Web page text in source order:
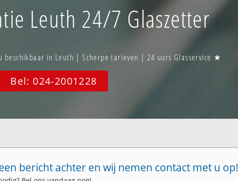
Leuth 24/7 Glaszetter
in Leuth | Scherpe tarieven | 24 uurs Glasservice ★
Bel: 024-2001228
bericht achter en wij nemen contact met u op!